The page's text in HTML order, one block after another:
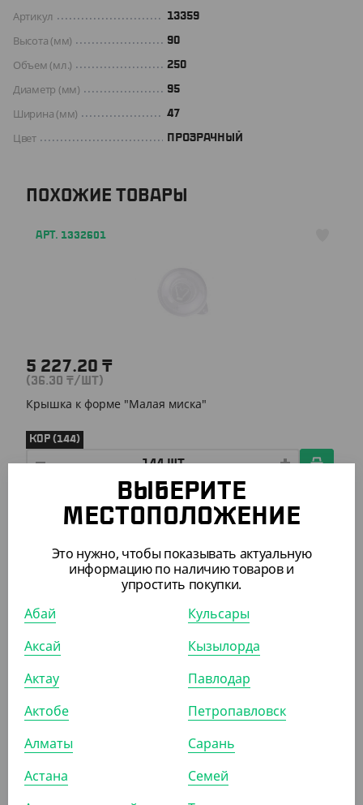
Артикул 13359
Высота (мм) 90
Объем (мл.) 250
Диаметр (мм) 95
Ширина (мм) 47
Цвет ПРОЗРАЧНЫЙ
ПОХОЖИЕ ТОВАРЫ
АРТ. 1332601
5 227.20 ₸
(36.30 ₸/ШТ)
Крышка к форме "Малая миска"
КОР (144)
АРТ. 13337
(47.60
Моно доза "Стандарт", длина 120 мм, 15 мл
УП (30)
АРТ. 13333
ВЫБЕРИТЕ
МЕСТОПОЛОЖЕНИЕ
Это нужно, чтобы показывать актуальную
информацию по наличию товаров и
упростить покупки.
Абай
Аксай
Актау
Актобе
Алматы
Астана
Кульсары
Кызылорда
Павлодар
Петропавловск
Сарань
Семей